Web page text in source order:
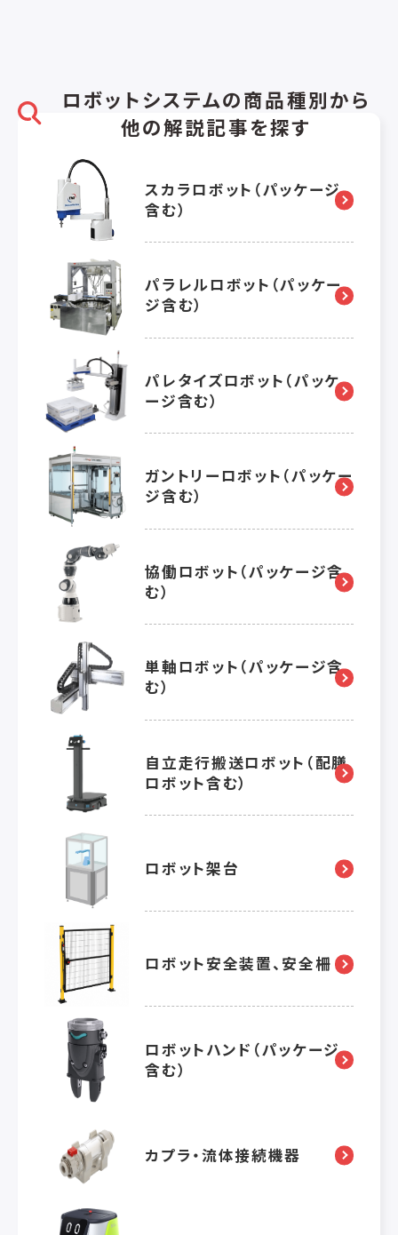
ロボットシステムの商品種別から
他の解説記事を探す
スカラロボット（パッケージ
含む）
パラレルロボット（パッケー
ジ含む）
パレタイズロボット（パッケ
ージ含む）
ガントリーロボット（パッケー
ジ含む）
協働ロボット（パッケージ含
む）
単軸ロボット（パッケージ含
む）
自立走行搬送ロボット（配膳
ロボット含む）
ロボット架台
ロボット安全装置、安全柵
ロボットハンド（パッケージ
含む）
カプラ・流体接続機器